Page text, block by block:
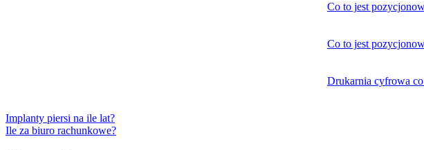
Co to jest
Co to jest
Drukarnia cyfrowa co
Implanty piersi na ile lat?
Ile za biuro rachunkowe?